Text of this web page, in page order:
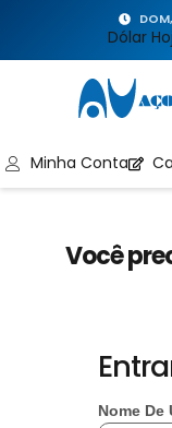
Dólar
Minha Conta
Você
Nome De